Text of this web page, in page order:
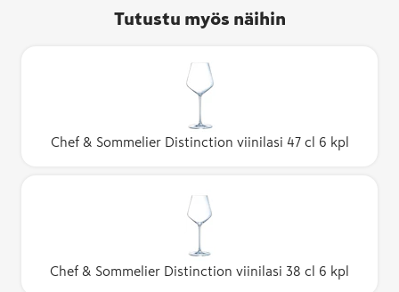
Tutustu myös näihin
Chef & Sommelier Distinction viinilasi 47 cl 6 kpl
Chef & Sommelier Distinction viinilasi 38 cl 6 kpl